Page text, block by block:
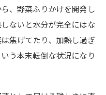
、野菜ふりかけを開発し
ないと水分が完全にはな
焦げてたり、加熱し過ぎ
う本末転倒な状況になり